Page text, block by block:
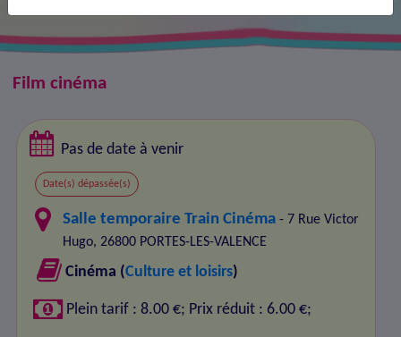
Film cinéma
Pas de date à venir
Date(s) dépassée(s)
Salle temporaire Train Cinéma - 7 Rue Victor
Hugo, 26800 PORTES-LES-VALENCE
Cinéma (Culture et loisirs)
Plein tarif : 8.00 €; Prix réduit : 6.00 €;